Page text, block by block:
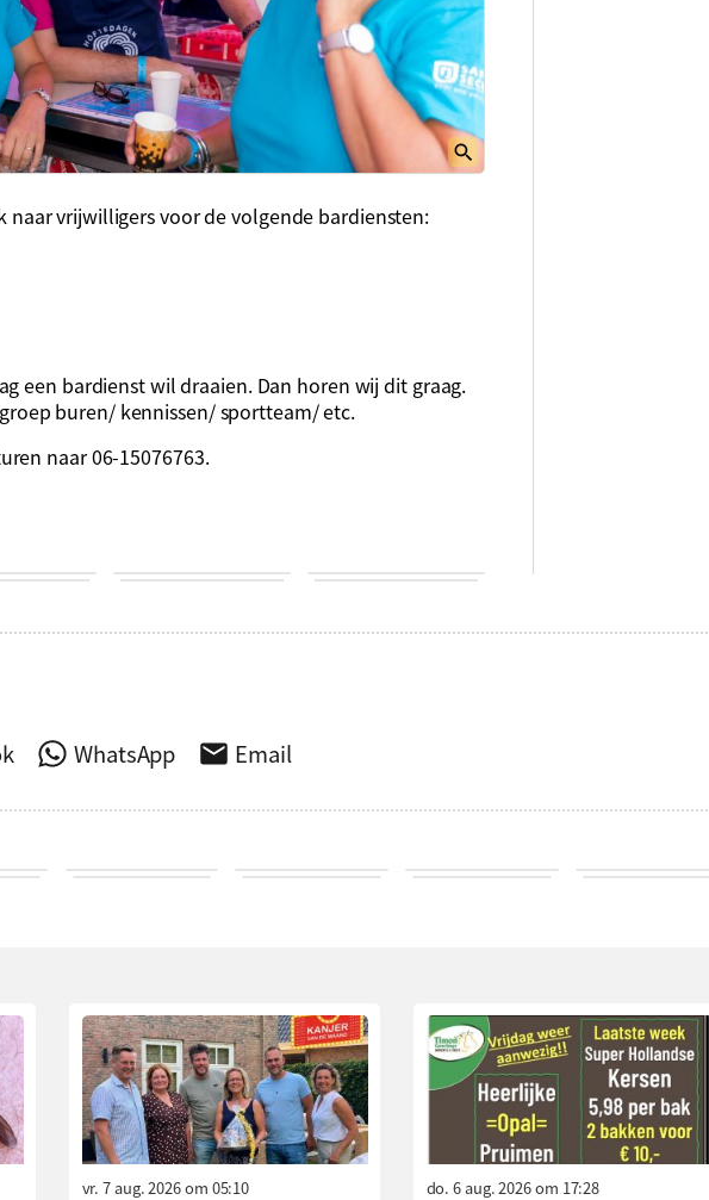
naar vrijwilligers voor de volgende bardiensten:
een bardienst wil draaien. Dan horen wij dit graag.
buren/ kennissen/ sportteam/ etc.
naar 06-15076763.
WhatsApp Email
vr. 7 aug. 2026 om 05:10 do. 6 aug. 2026 om 17:28